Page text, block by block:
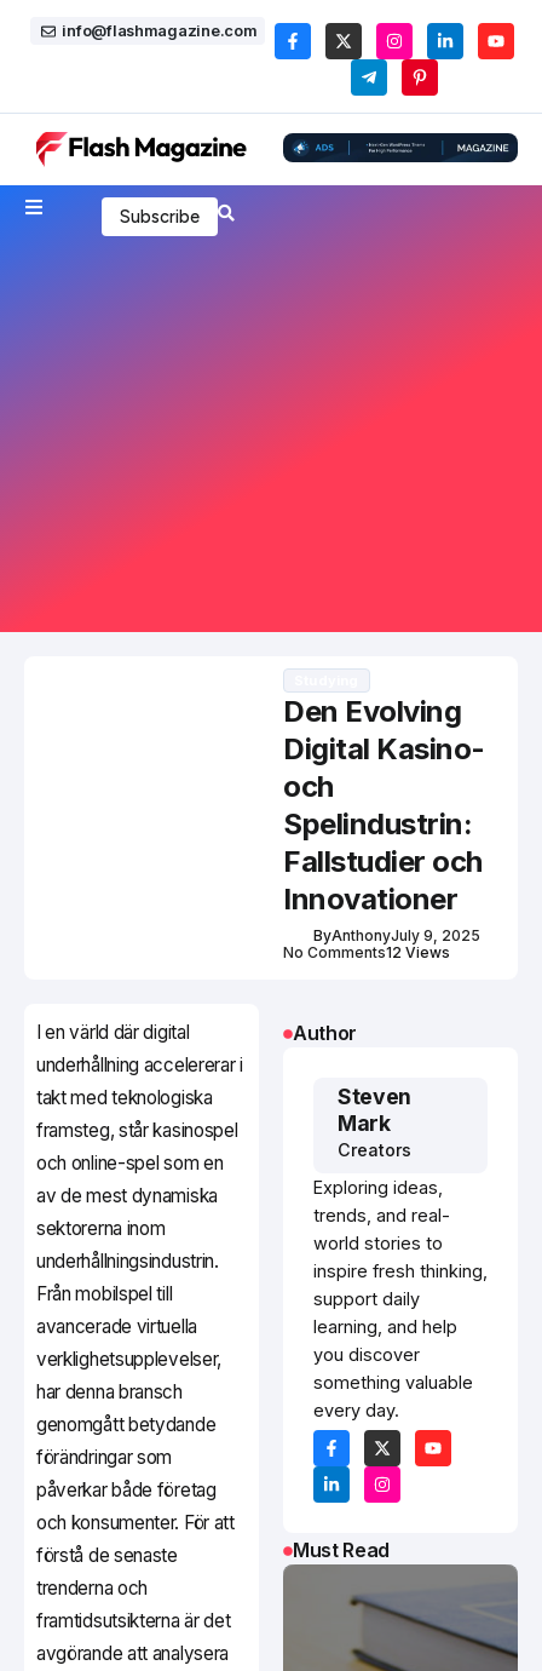
info@flashmagazine.com
Subscribe
Den Evolving
Digital Kasino-
och
Spelindustrin:
Fallstudier och
Innovationer
ByAnthonyJuly 9, 2025
No Comments12 Views
I en värld där digital
underhållning accelererar i
takt med teknologiska
framsteg, står kasinospel
och online-spel som en
av de mest dynamiska
sektorerna inom
underhållningsindustrin.
Från mobilspel till
avancerade virtuella
verklighetsupplevelser,
har denna bransch
genomgått betydande
förändringar som
påverkar både företag
och konsumenter. För att
förstå de senaste
trenderna och
framtidsutsikterna är det
avgörande att analysera
Author
Steven
Mark
Creators
Exploring ideas,
trends, and real-
world stories to
inspire fresh thinking,
support daily
learning, and help
you discover
something valuable
every day.
Must Read